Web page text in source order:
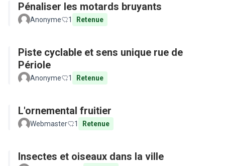
Pénaliser les motards bruyants
Anonyme 1 Retenue
Piste cyclable et sens unique rue de
Périole
Anonyme 1 Retenue
L'ornemental fruitier
Webmaster 1 Retenue
Insectes et oiseaux dans la ville